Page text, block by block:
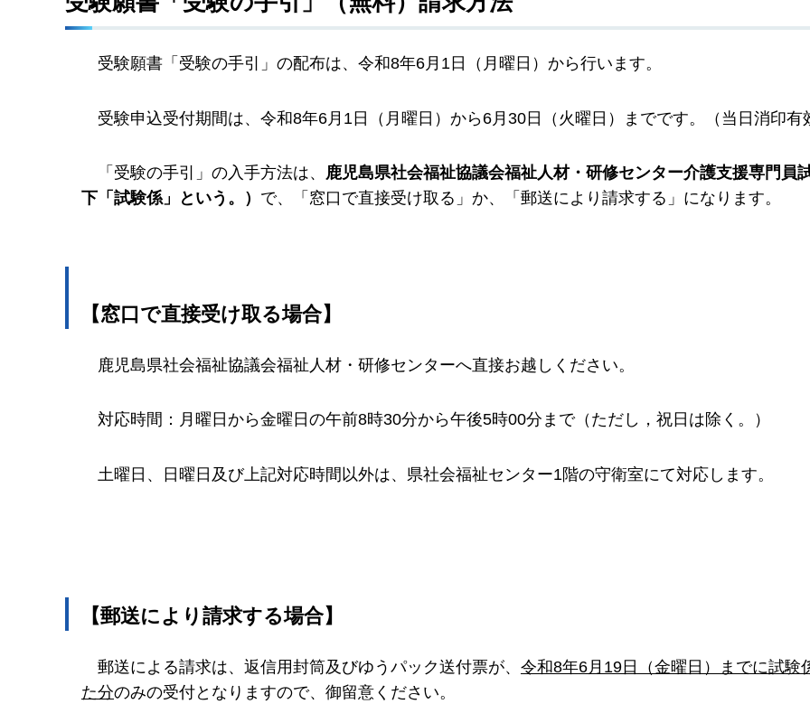
受験願書「受験の手引」の配布は、令和8年6月1日（月曜日）から行います。
受験申込受付期間は、令和8年6月1日（月曜日）から6月30日（火曜日）までです。（当日消印有
「受験の手引」の入手方法は、 鹿児島県社会福祉協議会福祉人材・研修センター介護支援専門員
下「試験係」という。） で、「窓口で直接受け取る」か、「郵送により請求する」になります。
【窓口で直接受け取る場合】
鹿児島県社会福祉協議会福祉人材・研修センターへ直接お越しください。
対応時間：月曜日から金曜日の午前8時30分から午後5時00分まで（ただし，祝日は除く。）
土曜日、日曜日及び上記対応時間以外は、県社会福祉センター1階の守衛室にて対応します。
【郵送により請求する場合】
郵送による請求は、返信用封筒及びゆうパック送付票が、 令和8年6月19日（金曜日）までに試験
た分のみの受付となりますので、御留意ください。